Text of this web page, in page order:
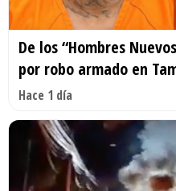
De los “Hombres
por robo armado en
Hace 1 día